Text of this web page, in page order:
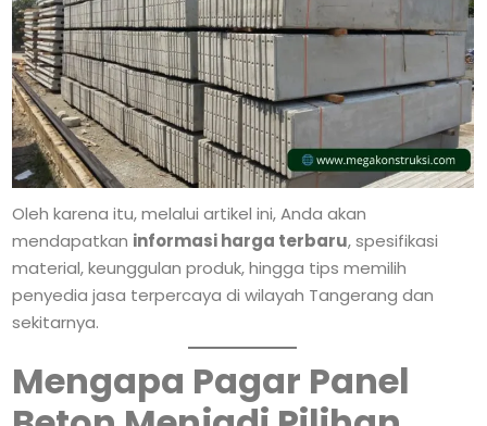
Oleh karena itu, melalui artikel ini, Anda akan
mendapatkan informasi harga terbaru, spesifikasi
material, keunggulan produk, hingga tips memilih
penyedia jasa terpercaya di wilayah Tangerang dan
sekitarnya.
Mengapa Pagar Panel